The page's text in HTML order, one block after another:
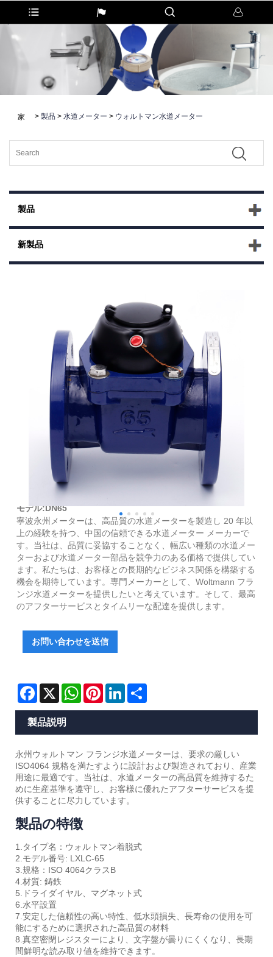
家 > 製品 > 水道メーター > ウォルトマン水道メーター
製品
新製品
ウォルトマン フランジ水道メーター
モデル:DN65
寧波永州メーターは、高品質の水道メーターを製造し 20 年以
上の経験を持つ、中国の信頼できる水道メーター メーカーで
す。当社は、品質に妥協することなく、幅広い種類の水道メー
ターおよび水道メーター部品を競争力のある価格で提供してい
ます。私たちは、お客様との長期的なビジネス関係を構築する
機会を期待しています。専門メーカーとして、Woltmann フラ
ンジ水道メーターを提供したいと考えています。そして、最高
のアフターサービスとタイムリーな配達を提供します。
お問い合わせを送信
Facebook
X WhatsAppPinterestLinkedIn
製品説明
永州ウォルトマン フランジ水道メーターは、要求の厳しい
ISO4064 規格を満たすように設計および製造されており、産業
用途に最適です。当社は、水道メーターの高品質を維持するた
めに生産基準を遵守し、お客様に優れたアフターサービスを提
供することに尽力しています。
製品の特徴
1.タイプ名：ウォルトマン着脱式
2.モデル番号: LXLC-65
3.規格：ISO 4064クラスB
4.材質: 鋳鉄
5.ドライダイヤル、マグネット式
6.水平設置
7.安定した信頼性の高い特性、低水頭損失、長寿命の使用を可
能にするために選択された高品質の材料
8.真空密閉レジスターにより、文字盤が曇りにくくなり、長期
間鮮明な読み取り値を維持できます。